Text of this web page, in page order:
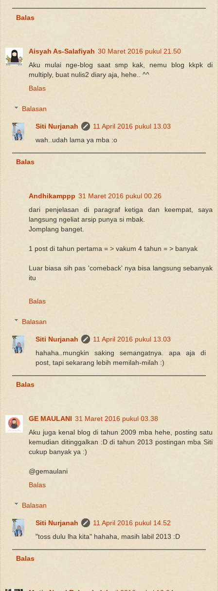
Balas
Aisyah As-Salafiyah 30 Maret 2016 pukul 21.50
Aku mulai nge-blog saat smp kak, nemu blog kkpk di
multiply, buat nulis2 diary aja, hehe.. ^^
Balas
Balasan
Siti Nurjanah
11 April 2016 pukul 13.03
wah..udah lama ya mba :o
Balas
Andhikamppp 31 Maret 2016 pukul 00.26
dari penjelasan di paragraf ketiga dan keempat, saya
langsung ngeliat arsip punya si mbak.
Jomplang banget.
1 post di tahun pertama = > vakum 4 tahun = > banyak
Luar biasa sih pas 'comeback' nya bisa langsung sebanyak
itu
Balas
Balasan
Siti Nurjanah
11 April 2016 pukul 13.03
hahaha..mungkin saking semangatnya. apa aja di
post, tapi sekarang lebih memilah-milah :)
Balas
GE MAULANI 31 Maret 2016 pukul 03.38
Aku juga kenal blog di tahun 2009 mba hehe, posting satu
kemudian ditinggalkan :D di tahun 2013 postingan mba Siti
cukup banyak ya :)
@gemaulani
Balas
Balasan
Siti Nurjanah
11 April 2016 pukul 14.52
"toss dulu lha kita" hahaha, masih labil 2013 :D
Balas